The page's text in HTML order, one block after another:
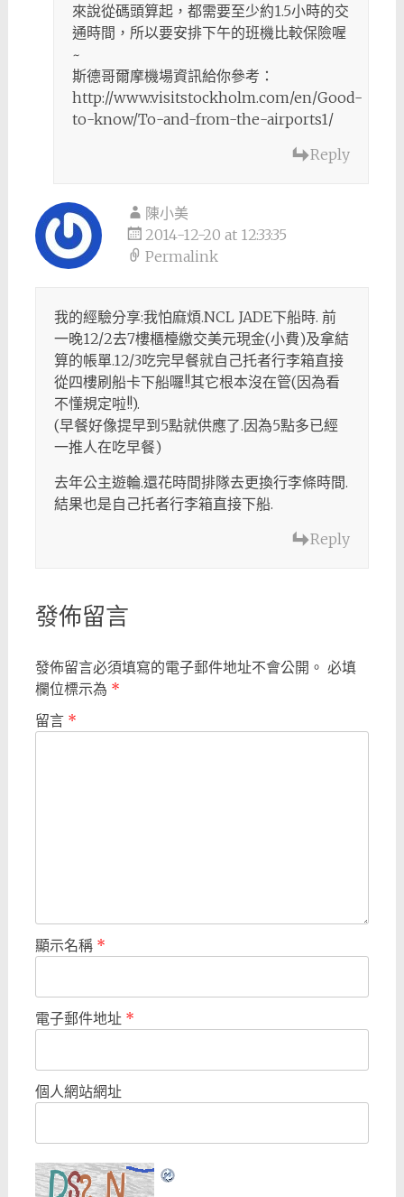
來說從碼頭算起，都需要至少約1.5小時的交
通時間，所以要安排下午的班機比較保險喔
~
斯德哥爾摩機場資訊給你參考：
http://www.visitstockholm.com/en/Good-
to-know/To-and-from-the-airports1/
Reply
陳小美
2014-12-20 at 12:33:35
Permalink
我的經驗分享:我怕麻煩.NCL JADE下船時. 前
一晚12/2去7樓櫃檯繳交美元現金(小費)及拿結
算的帳單.12/3吃完早餐就自己托者行李箱直接
從四樓刷船卡下船囉!!其它根本沒在管(因為看
不懂規定啦!!).
(早餐好像提早到5點就供應了.因為5點多已經
一推人在吃早餐)
去年公主遊輪.還花時間排隊去更換行李條時間.
結果也是自己托者行李箱直接下船.
Reply
發佈留言
發佈留言必須填寫的電子郵件地址不會公開。 必填
欄位標示為 *
留言 *
顯示名稱 *
電子郵件地址 *
個人網站網址